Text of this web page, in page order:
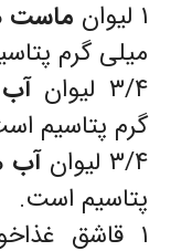
۱ لیوان
ماست
میلی گرم
۳/۴ لیوان
آب
گرم پتاسیم
۳/۴ لیوان
آب
پتاسیم است.
۱ قاشق غذاخوری